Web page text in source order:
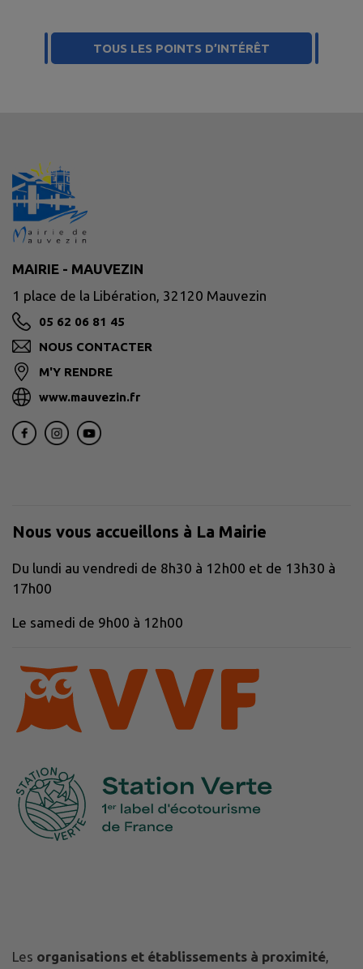
TOUS LES POINTS D’INTÉRÊT
MAIRIE - MAUVEZIN
1 place de la Libération, 32120 Mauvezin
05 62 06 81 45
NOUS CONTACTER
M'Y RENDRE
www.mauvezin.fr
Nous vous accueillons à La Mairie
Du lundi au vendredi de 8h30 à 12h00 et de 13h30 à
17h00
Le samedi de 9h00 à 12h00
Les organisations et établissements à proximité,